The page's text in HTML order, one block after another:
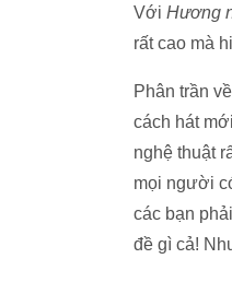
Với Hương
rất cao mà
Phân trần
cách hát
nghệ thuật
mọi người
các bạn
đề gì cả!